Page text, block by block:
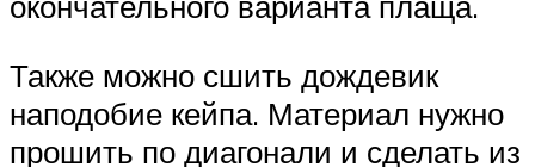
Также можно сшить дождевик
наподобие кейпа. Материал нужно
прошить по диагонали и сделать из